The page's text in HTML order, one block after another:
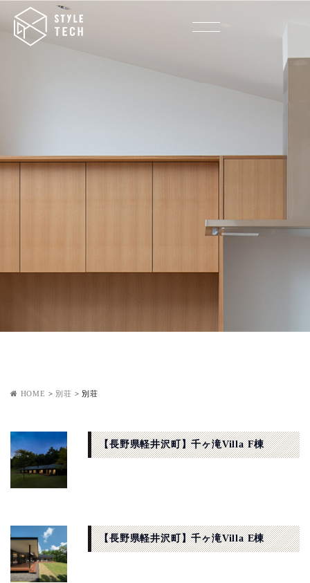
HOME > 別荘 > 別荘
【長野県軽井沢町】千ヶ滝Villa F棟
【長野県軽井沢町】千ヶ滝Villa E棟